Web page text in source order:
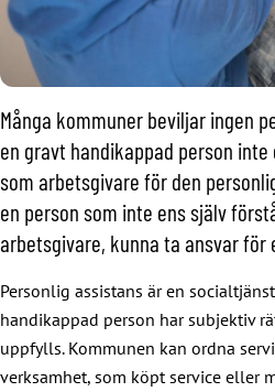
Många kommuner beviljar ingen
en gravt handikappad person
som arbetsgivare för den
en person som inte ens själv
arbetsgivare, kunna ta ansvar för
Personlig assistans är en
handikappad person har subjektiv
uppfylls. Kommunen kan ordna
verksamhet, som köpt service eller